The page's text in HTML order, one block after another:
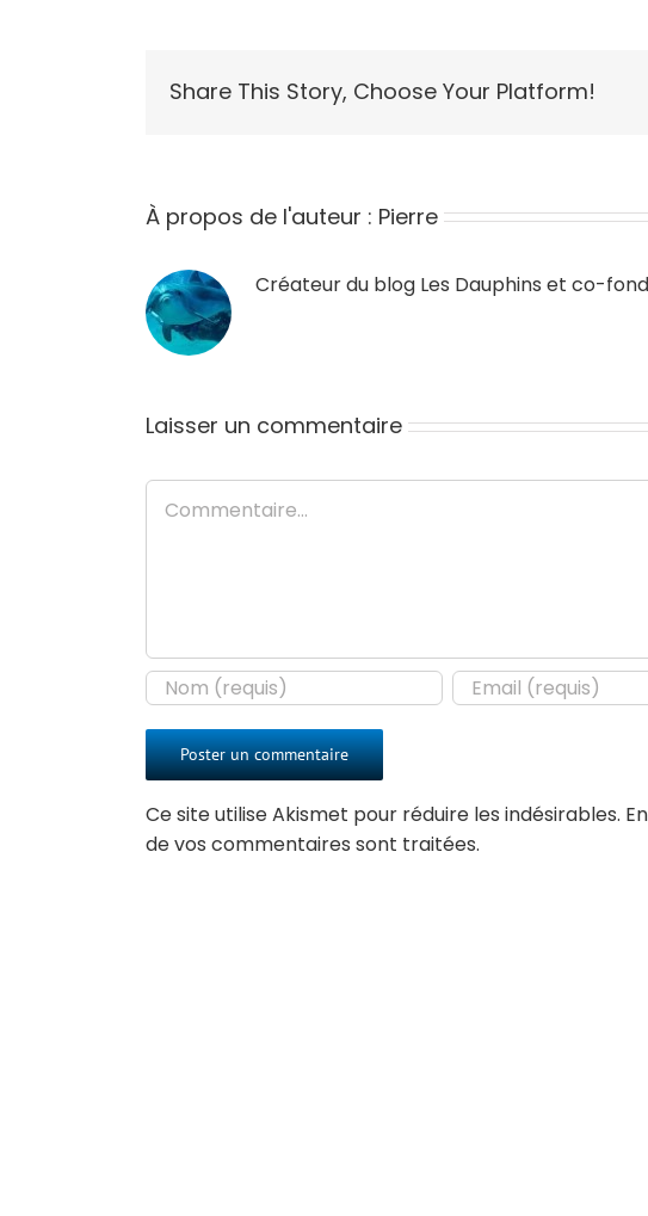
Share This Story, Choose Your Platform!
À propos de l'auteur : Pierre
Créateur du blog Les Dauphins et co-
Laisser un commentaire
Commentaire
Ce site utilise Akismet pour réduire les indésirables.
de vos commentaires sont traitées.